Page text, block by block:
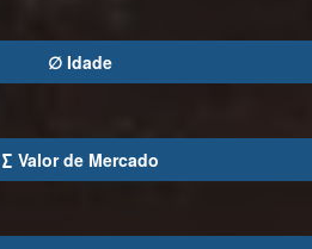
∅ Idade
∑ Valor de Mercado